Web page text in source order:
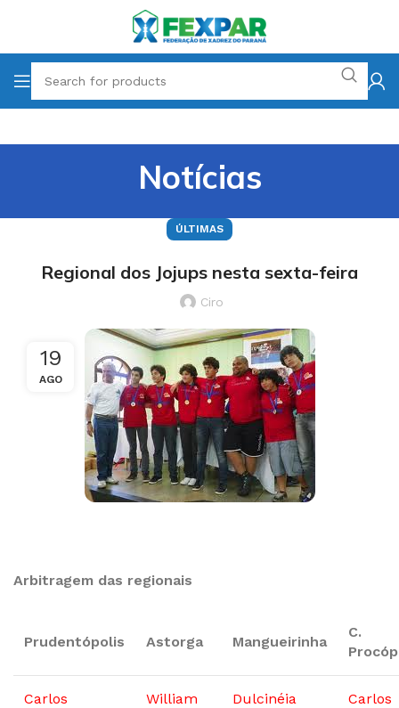
Notícias
ÚLTIMAS
Regional dos Jojups nesta sexta-feira
Ciro
19
AGO
Arbitragem das regionais
Prudentópolis Astorga Mangueirinha
C.
Carlos
William
Dulcinéia
Carlos